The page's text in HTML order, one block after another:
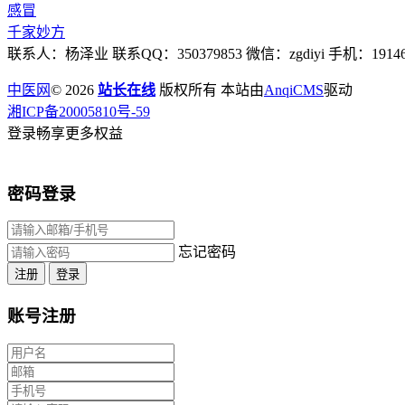
感冒
千家妙方
联系人：杨泽业 联系QQ：350379853 微信：zgdiyi 手机：
中医网© 2026 站长在线 版权所有 本站由AnqiCMS驱动
湘ICP备20005810号-59
登录畅享更多权益
密码登录
忘记密码
注册 登录
账号注册